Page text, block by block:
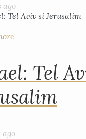
ago
Tel
ago